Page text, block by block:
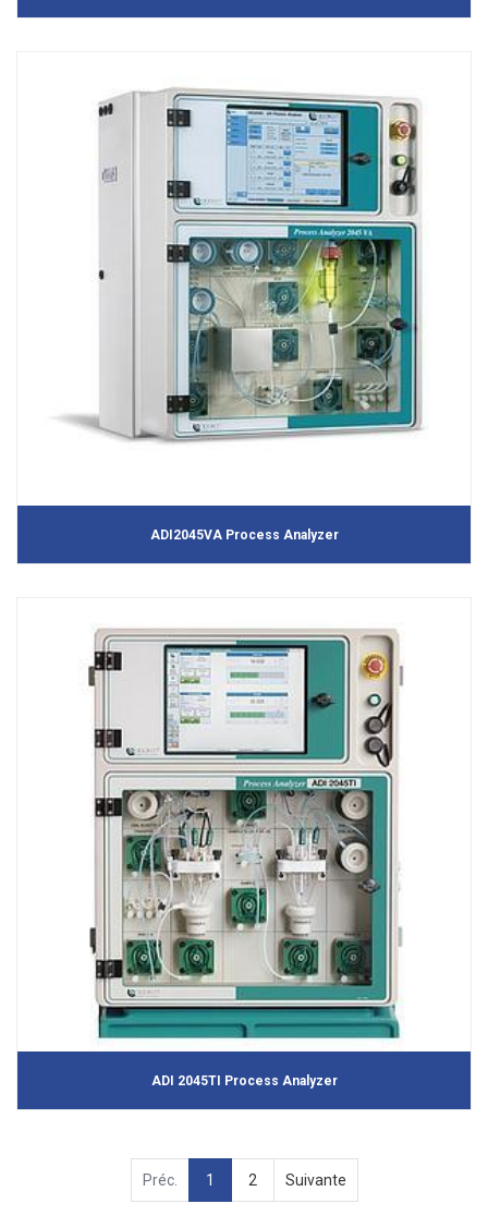
ADI2045VA Process Analyzer
ADI 2045TI Process Analyzer
Préc. 1 2 Suivante